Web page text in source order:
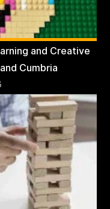
and Creative
Cumbria